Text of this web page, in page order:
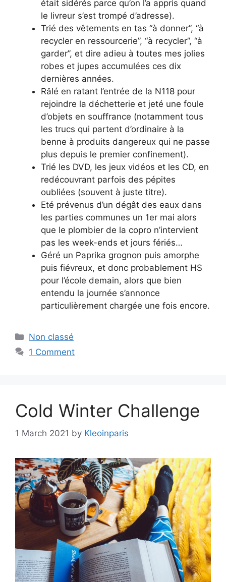
était sidérés parce qu’on l’a appris quand
le livreur s’est trompé d’adresse).
Trié des vêtements en tas “à donner”, “à
recycler en ressourcerie”, “à recycler”, “à
garder”, et dire adieu à toutes mes jolies
robes et jupes accumulées ces dix
dernières années.
Râlé en ratant l’entrée de la N118 pour
rejoindre la déchetterie et jeté une foule
d’objets en souffrance (notamment tous
les trucs qui partent d’ordinaire à la
benne à produits dangereux qui ne passe
plus depuis le premier confinement).
Trié les DVD, les jeux vidéos et les CD, en
redécouvrant parfois des pépites
oubliées (souvent à juste titre).
Eté prévenus d’un dégât des eaux dans
les parties communes un 1er mai alors
que le plombier de la copro n’intervient
pas les week-ends et jours fériés…
Géré un Paprika grognon puis amorphe
puis fiévreux, et donc probablement HS
pour l’école demain, alors que bien
entendu la journée s’annonce
particulièrement chargée une fois encore.
Categories
Non classé
1 Comment
Cold Winter Challenge
1 March 2021 by Kleoinparis